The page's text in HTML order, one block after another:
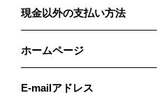
現金以外の支払い方法
ホームページ
E-mailアドレス